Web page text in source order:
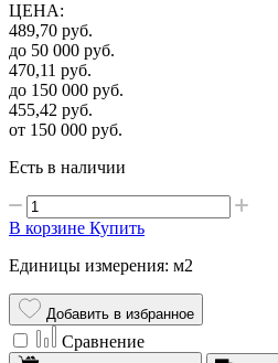
ЦЕНА:
489,70 руб.
до 50 000 руб.
470,11 руб.
до 150 000 руб.
455,42 руб.
от 150 000 руб.
Есть в наличии
В корзине Купить
Единицы измерения: м2
Добавить в избранное
Сравнение